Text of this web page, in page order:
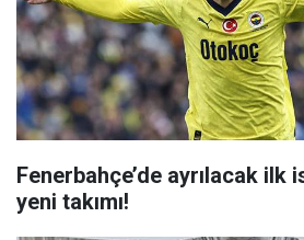
Fenerbahçe’de ayrılacak ilk
yeni takımı!